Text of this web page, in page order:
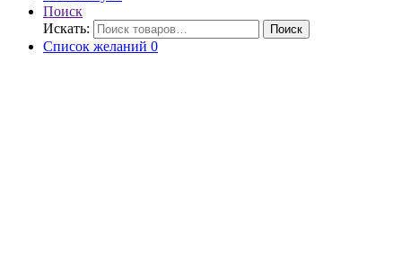
Поиск
Искать:
Поиск
Список желаний 0